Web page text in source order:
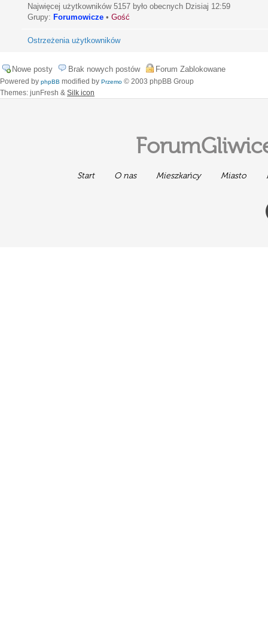
Najwięcej użytkowników 5157 było obecnych Dzisiaj 12:59
Grupy: Forumowicze • Gość
Ostrzeżenia użytkowników
Nowe posty Brak nowych postów Forum Zablokowane
Powered by phpBB modified by Przemo © 2003 phpBB Group
Themes: junFresh & Silk icon
Start O nas Mieszkańcy Miasto